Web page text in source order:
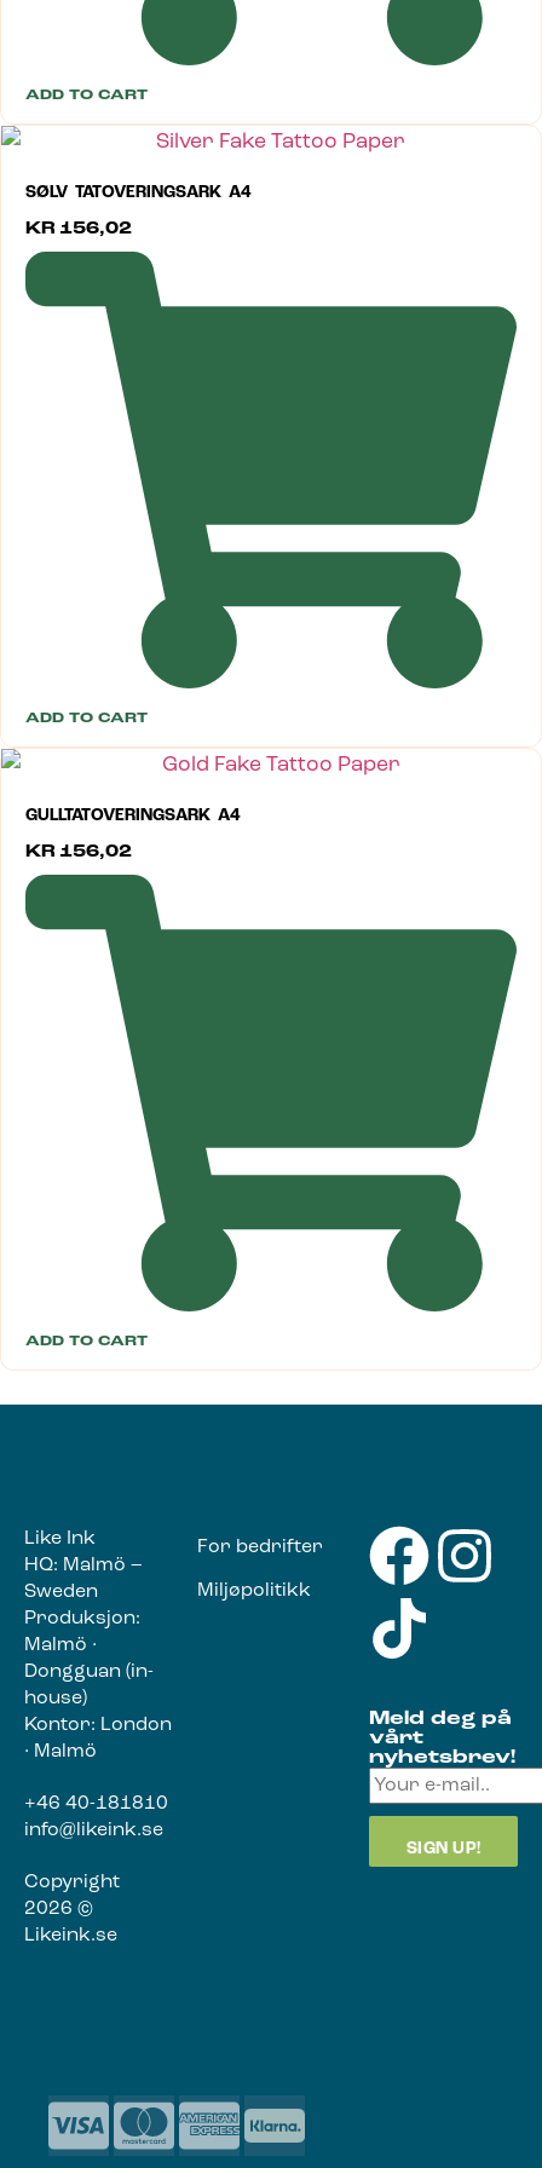
ADD TO CART
SØLV TATOVERINGSARK A4
KR 156,02
ADD TO CART
GULLTATOVERINGSARK A4
KR 156,02
ADD TO CART
Like Ink
HQ: Malmö –
Sweden
Produksjon:
Malmö ·
Dongguan (in-
house)
Kontor: London
· Malmö
+46 40-181810
info@likeink.se
Copyright
2026 ©
Likeink.se
For bedrifter
Miljøpolitikk
Meld deg på
vårt
nyhetsbrev!